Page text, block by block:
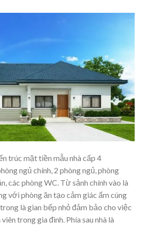
trúc mặt tiền mẫu nhà cấp 4
ngủ chính, 2 phòng ngủ, phòng
các phòng WC. Từ sảnh chính vào là
với phòng ăn tạo cảm giác ấm cúng
là gian bếp nhỏ đảm bảo cho việc
trong gia đình. Phía sau nhà là